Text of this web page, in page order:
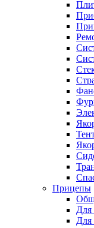
Прицепы
Для
Для